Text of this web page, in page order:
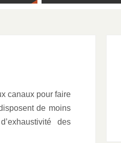
canaux pour faire
de moins
des